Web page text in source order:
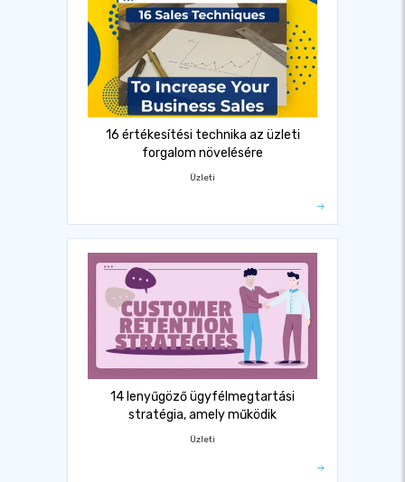
16 értékesítési technika az üzleti
forgalom növelésére
Üzleti
14 lenyűgöző ügyfélmegtartási
stratégia, amely működik
Üzleti